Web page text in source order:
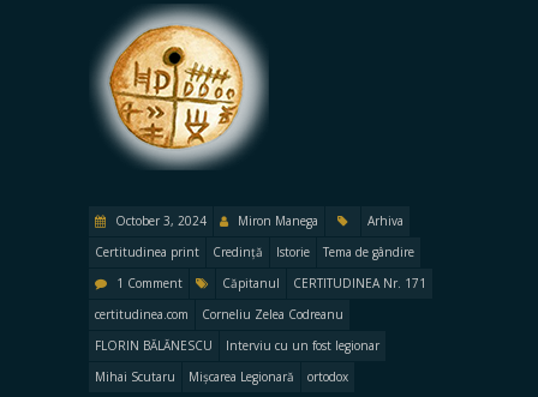
October 3, 2024 Miron Manega
Arhiva
Certitudinea print
Credință Istorie
Tema de gândire
1 Comment
Căpitanul
CERTITUDINEA Nr. 171
certitudinea.com
Corneliu Zelea Codreanu
FLORIN BĂLĂNESCU
Interviu cu un fost legionar
Mihai Scutaru
Mișcarea Legionară ortodox